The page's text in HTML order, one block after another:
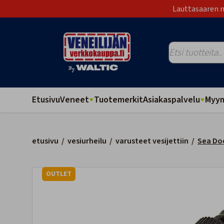
Lauttasaaren
EtusivuVeneet TuotemerkitAsiakaspalvelu
etusivu / vesiurheilu / varusteet vesijettiin / Sea
OUTLET